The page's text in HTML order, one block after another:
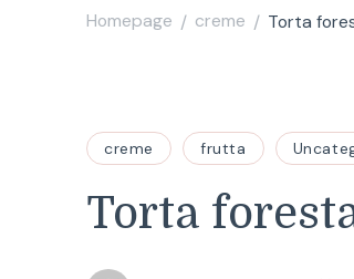
Homepage / creme / Torta
creme frutta
Torta